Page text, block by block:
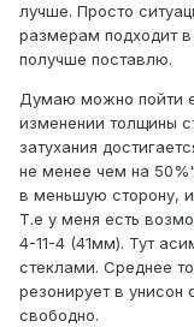
лучше. Просто
размерам подходит
получше поставлю.
Думаю можно пойти
изменении толщины
затухания
не менее чем на
в меньшую сторону,
Т.е у меня есть
4-11-4 (41мм). Тут
стеклами. Среднее
резонирует в унисон
свободно.